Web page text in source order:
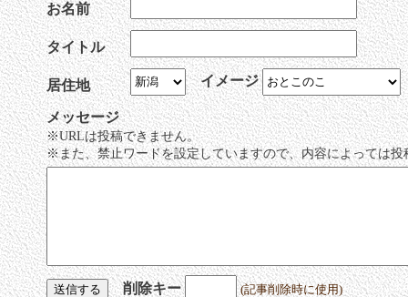
お名前
タイトル
居住地 イメージ
メッセージ
※URLは投稿できません。
※また、禁止ワードを設定していますので、内容によっては
削除キー (記事削除時に使用)